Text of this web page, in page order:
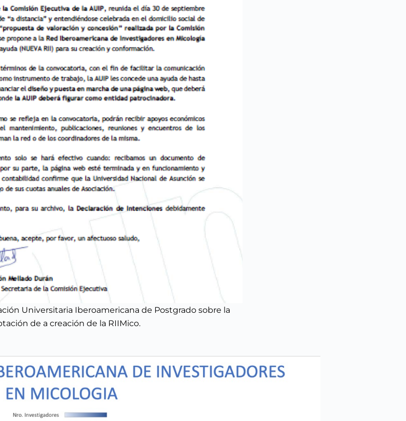
Universitaria Iberoamericana de Postgrado sobre la
de a creación de la RIIMico.